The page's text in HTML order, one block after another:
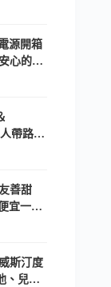
源開箱
心的
帶路這
善甜
宜一半
斯汀度
、兒童